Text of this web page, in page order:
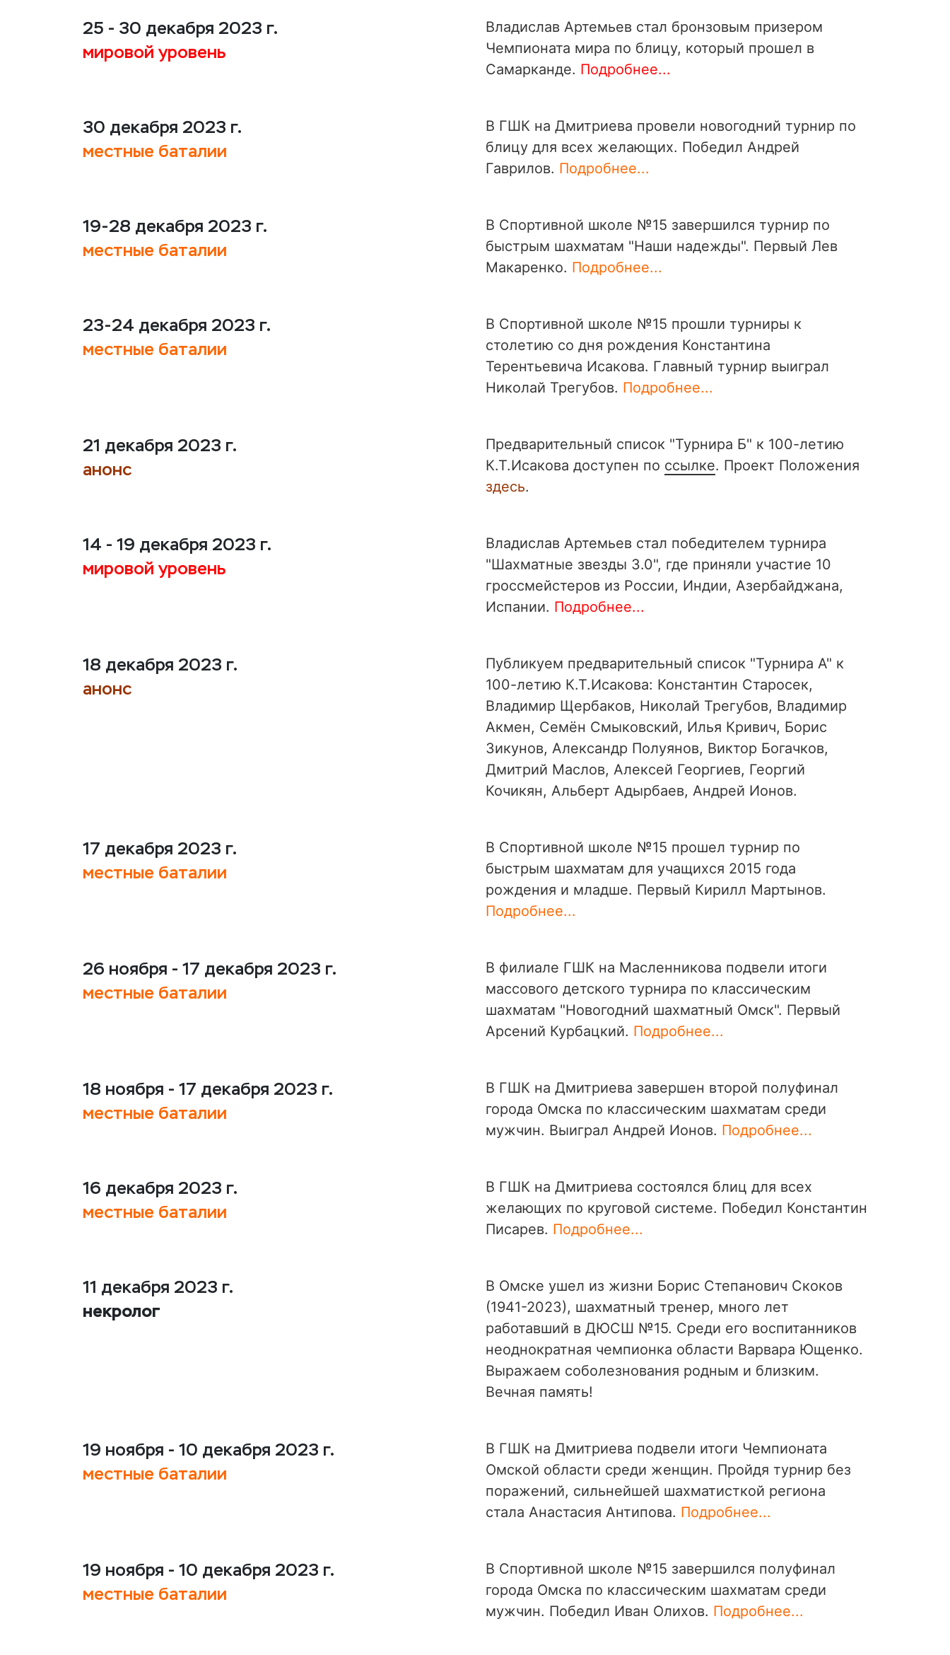
25 - 30 декабря 2023 г.
мировой уровень
Владислав Артемьев стал бронзовым призером
Чемпионата мира по блицу, который прошел в
Самарканде. Подробнее...
30 декабря 2023 г.
местные баталии
В ГШК на Дмитриева провели новогодний турнир по
блицу для всех желающих. Победил Андрей
Гаврилов. Подробнее...
19-28 декабря 2023 г.
местные баталии
В Спортивной школе №15 завершился турнир по
быстрым шахматам "Наши надежды". Первый Лев
Макаренко. Подробнее...
23-24 декабря 2023 г.
местные баталии
В Спортивной школе №15 прошли турниры к
столетию со дня рождения Константина
Терентьевича Исакова. Главный турнир выиграл
Николай Трегубов. Подробнее...
21 декабря 2023 г.
анонс
Предварительный список "Турнира Б" к 100-летию
К.Т.Исакова доступен по ссылке. Проект Положения
здесь.
14 - 19 декабря 2023 г.
мировой уровень
Владислав Артемьев стал победителем турнира
"Шахматные звезды 3.0", где приняли участие 10
гроссмейстеров из России, Индии, Азербайджана,
Испании. Подробнее...
18 декабря 2023 г.
анонс
Публикуем предварительный список "Турнира А" к
100-летию К.Т.Исакова: Константин Старосек,
Владимир Щербаков, Николай Трегубов, Владимир
Акмен, Семён Смыковский, Илья Кривич, Борис
Зикунов, Александр Полуянов, Виктор Богачков,
Дмитрий Маслов, Алексей Георгиев, Георгий
Кочикян, Альберт Адырбаев, Андрей Ионов.
17 декабря 2023 г.
местные баталии
В Спортивной школе №15 прошел турнир по
быстрым шахматам для учащихся 2015 года
рождения и младше. Первый Кирилл Мартынов.
Подробнее...
26 ноября - 17 декабря 2023 г.
местные баталии
В филиале ГШК на Масленникова подвели итоги
массового детского турнира по классическим
шахматам "Новогодний шахматный Омск". Первый
Арсений Курбацкий. Подробнее...
18 ноября - 17 декабря 2023 г.
местные баталии
В ГШК на Дмитриева завершен второй полуфинал
города Омска по классическим шахматам среди
мужчин. Выиграл Андрей Ионов. Подробнее...
16 декабря 2023 г.
местные баталии
В ГШК на Дмитриева состоялся блиц для всех
желающих по круговой системе. Победил Константин
Писарев. Подробнее...
11 декабря 2023 г.
некролог
В Омске ушел из жизни Борис Степанович Скоков
(1941-2023), шахматный тренер, много лет
работавший в ДЮСШ №15. Среди его воспитанников
неоднократная чемпионка области Варвара Ющенко.
Выражаем соболезнования родным и близким.
Вечная память!
19 ноября - 10 декабря 2023 г.
местные баталии
В ГШК на Дмитриева подвели итоги Чемпионата
Омской области среди женщин. Пройдя турнир без
поражений, сильнейшей шахматисткой региона
стала Анастасия Антипова. Подробнее...
19 ноября - 10 декабря 2023 г.
местные баталии
В Спортивной школе №15 завершился полуфинал
города Омска по классическим шахматам среди
мужчин. Победил Иван Олихов. Подробнее...